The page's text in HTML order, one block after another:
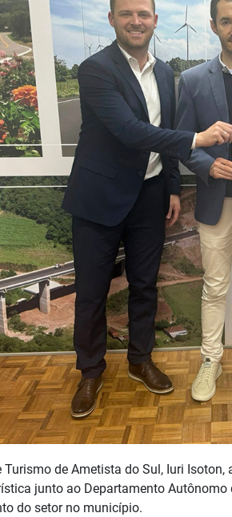
Turismo de Ametista do Sul, Iuri
junto ao Departamento Autônomo
do setor no município.